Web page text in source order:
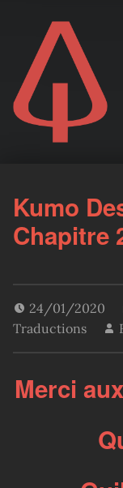
Kumo
Chapitre
24/01/2020
Traductions
Merci